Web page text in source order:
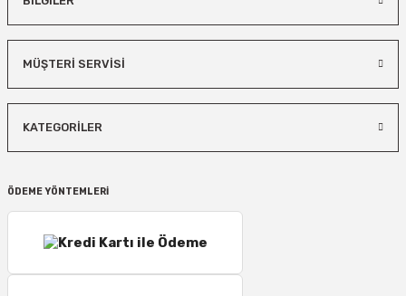
MÜŞTERİ SERVİSİ
KATEGORİLER
ÖDEME YÖNTEMLERİ